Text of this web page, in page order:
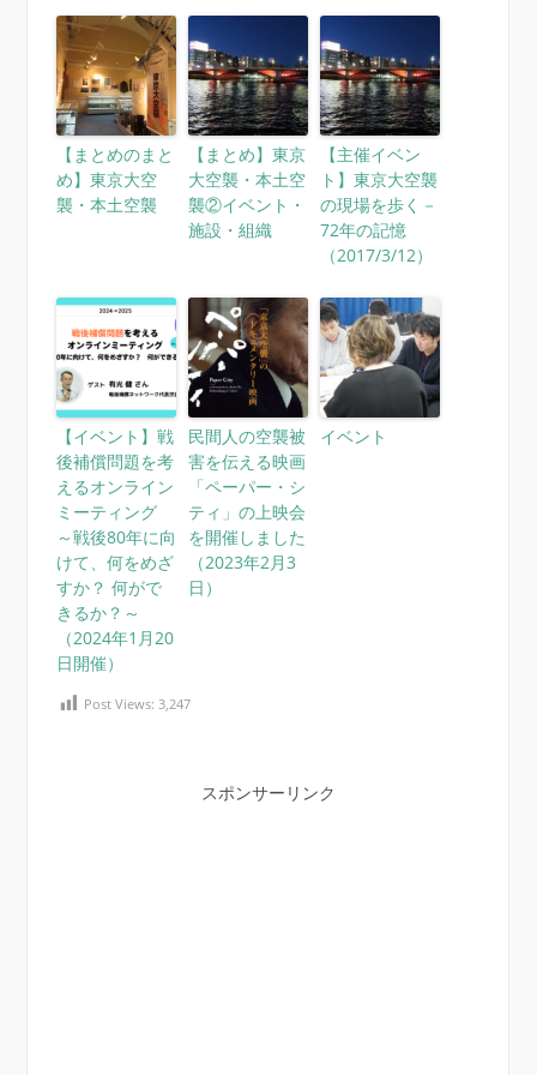
【まとめのまと
め】東京大空
襲・本土空襲
【まとめ】東京
大空襲・本土空
襲②イベント・
施設・組織
【主催イベン
ト】東京大空襲
の現場を歩く－
72年の記憶
（2017/3/12）
【イベント】戦
後補償問題を考
えるオンライン
ミーティング
～戦後80年に向
けて、何をめざ
すか？ 何がで
きるか？～
（2024年1月20
日開催）
民間人の空襲被
害を伝える映画
「ペーパー・シ
ティ」の上映会
を開催しました
（2023年2月3
日）
イベント
Post Views: 3,247
スポンサーリンク